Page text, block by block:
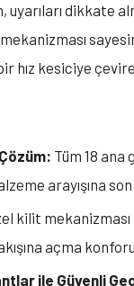
uyarıları
hız kesiciye
Tüm 18
arayışına
kilit
açma
ile Güvenli